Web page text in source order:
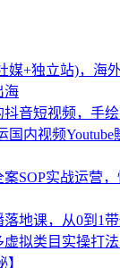
媒+独立站)，海
海
音短视频，手
国内视频
SOP实战运营
地课，从0到1
拟类目实操打